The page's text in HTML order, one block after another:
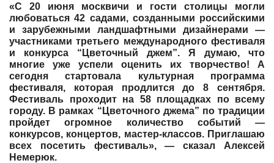
«С 20 июня москвичи и гости столицы могли
любоваться 42 садами, созданными российскими
и зарубежными ландшафтными дизайнерами —
участниками третьего международного фестиваля
и конкурса “Цветочный джем”. Я думаю, что
многие уже успели оценить их творчество! А
сегодня стартовала культурная программа
фестиваля, которая продлится до 8 сентября.
Фестиваль проходит на 58 площадках по всему
городу. В рамках “Цветочного джема” по традиции
пройдет огромное количество событий —
конкурсов, концертов, мастер-классов. Приглашаю
всех посетить фестиваль», — сказал Алексей
Немерюк.